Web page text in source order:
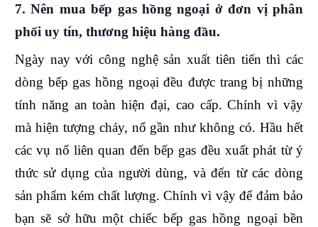
7. Nên mua bếp gas hồng ngoại ở đơn vị phân
phối uy tín, thương hiệu hàng đầu.
Ngày nay với công nghệ sản xuất tiên tiến thì các
dòng bếp gas hồng ngoại đều được trang bị những
tính năng an toàn hiện đại, cao cấp. Chính vì vậy
mà hiện tượng cháy, nổ gần như không có. Hầu hết
các vụ nổ liên quan đến bếp gas đều xuất phát từ ý
thức sử dụng của người dùng, và đến từ các dòng
sản phẩm kém chất lượng. Chính vì vậy để đảm bảo
bạn sẽ sở hữu một chiếc bếp gas hồng ngoại bền